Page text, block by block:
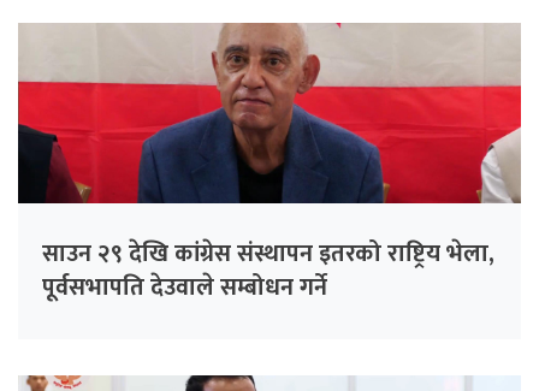
साउन २९ देखि कांग्रेस संस्थापन इतरको राष्ट्रिय भेला,
पूर्वसभापति देउवाले सम्बोधन गर्ने